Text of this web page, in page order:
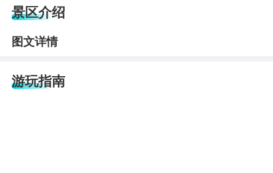
景区介绍
图文详情
游玩指南